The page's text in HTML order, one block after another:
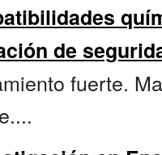
de
fuerte.